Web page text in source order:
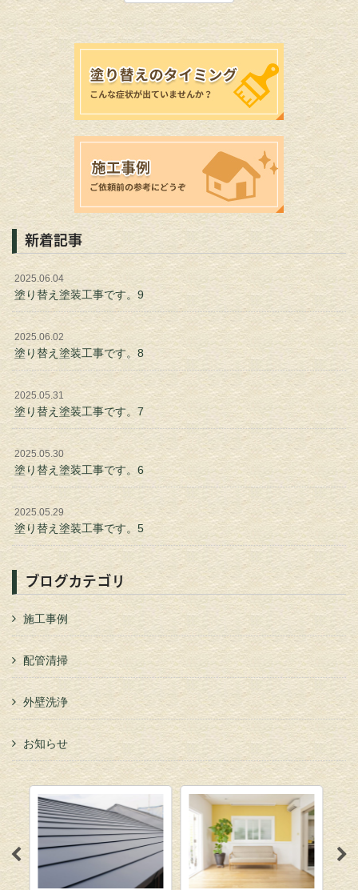
新着記事
2025.06.04
塗り替え塗装工事です。9
2025.06.02
塗り替え塗装工事です。8
2025.05.31
塗り替え塗装工事です。7
2025.05.30
塗り替え塗装工事です。6
2025.05.29
塗り替え塗装工事です。5
ブログカテゴリ
施工事例
配管清掃
外壁洗浄
お知らせ